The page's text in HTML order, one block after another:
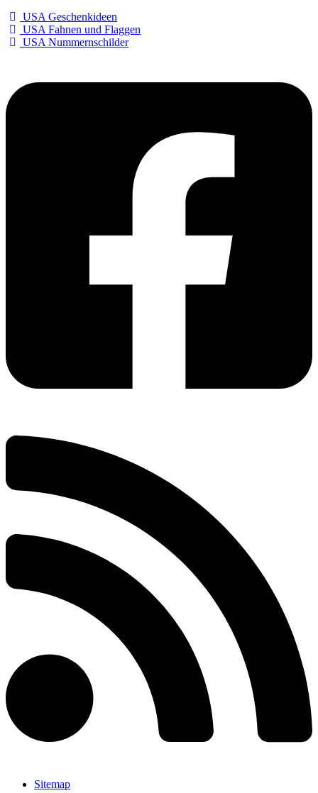
USA Geschenkideen
USA Fahnen und Flaggen
USA Nummernschilder
Sitemap